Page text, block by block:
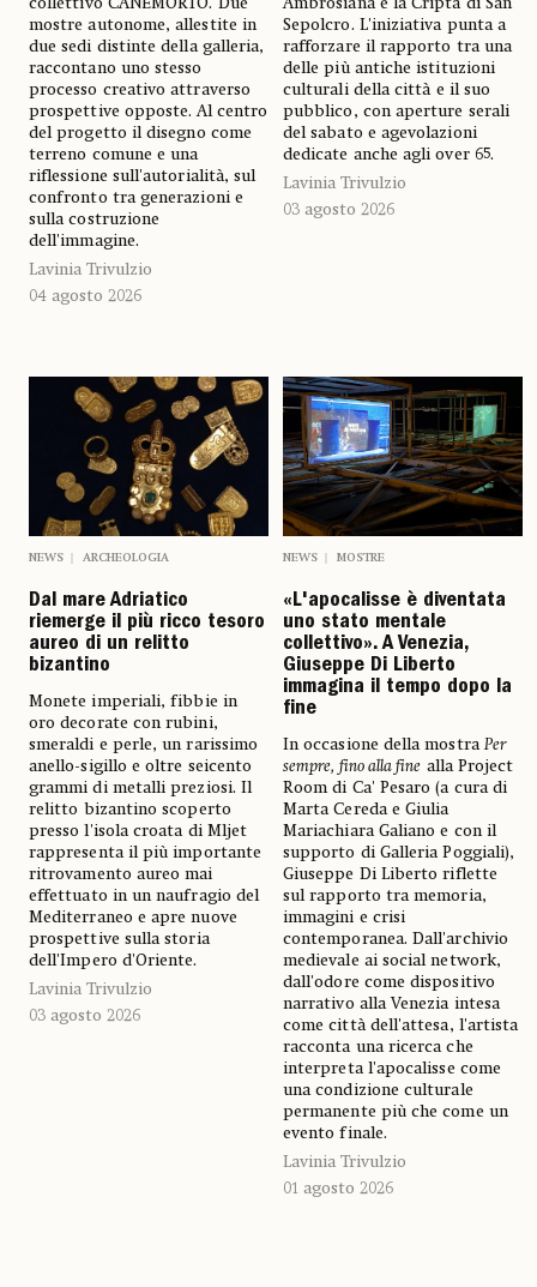
collettivo CANEMORTO. Due
mostre autonome, allestite in
due sedi distinte della galleria,
raccontano uno stesso
processo creativo attraverso
prospettive opposte. Al centro
del progetto il disegno come
terreno comune e una
riflessione sull'autorialità, sul
confronto tra generazioni e
sulla costruzione
dell'immagine.
Lavinia Trivulzio
04 agosto 2026
Ambrosiana e la Cripta di San
Sepolcro. L'iniziativa punta a
rafforzare il rapporto tra una
delle più antiche istituzioni
culturali della città e il suo
pubblico, con aperture serali
del sabato e agevolazioni
dedicate anche agli over 65.
Lavinia Trivulzio
03 agosto 2026
NEWS ARCHEOLOGIA
Dal mare Adriatico
riemerge il più ricco tesoro
aureo di un relitto
bizantino
Monete imperiali, fibbie in
oro decorate con rubini,
smeraldi e perle, un rarissimo
anello-sigillo e oltre seicento
grammi di metalli preziosi. Il
relitto bizantino scoperto
presso l'isola croata di Mljet
rappresenta il più importante
ritrovamento aureo mai
effettuato in un naufragio del
Mediterraneo e apre nuove
prospettive sulla storia
dell'Impero d'Oriente.
Lavinia Trivulzio
03 agosto 2026
NEWS MOSTRE
«L'apocalisse è diventata
uno stato mentale
collettivo». A Venezia,
Giuseppe Di Liberto
immagina il tempo dopo la
fine
In occasione della mostraPer
sempre, fino alla fine alla Project
Room di Ca' Pesaro (a cura di
Marta Cereda e Giulia
Mariachiara Galiano e con il
supporto di Galleria Poggiali),
Giuseppe Di Liberto riflette
sul rapporto tra memoria,
immagini e crisi
contemporanea. Dall'archivio
medievale ai social network,
dall'odore come dispositivo
narrativo alla Venezia intesa
come città dell'attesa, l'artista
racconta una ricerca che
interpreta l'apocalisse come
una condizione culturale
permanente più che come un
evento finale.
Lavinia Trivulzio
01 agosto 2026